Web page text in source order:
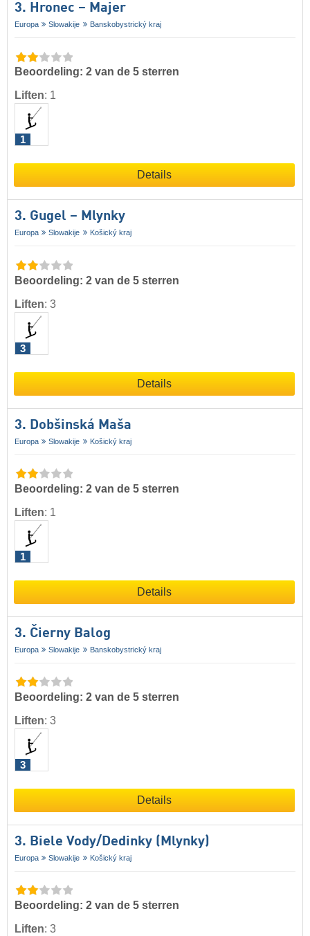
3. Hronec – Majer
Europa Slowakije Banskobystrický kraj
Beoordeling: 2 van de 5 sterren
Liften: 1
1
Details
3. Gugel – Mlynky
Europa Slowakije Košický kraj
Beoordeling: 2 van de 5 sterren
Liften: 3
3
Details
3. Dobšinská Maša
Europa Slowakije Košický kraj
Beoordeling: 2 van de 5 sterren
Liften: 1
1
Details
3. Čierny Balog
Europa Slowakije Banskobystrický kraj
Beoordeling: 2 van de 5 sterren
Liften: 3
3
Details
3. Biele Vody/​Dedinky (Mlynky)
Europa Slowakije Košický kraj
Beoordeling: 2 van de 5 sterren
Liften: 3